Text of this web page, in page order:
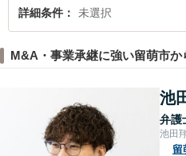
詳細条件 未選択
M&A・事業承継に強い留萌市か
池
弁護
池田
留